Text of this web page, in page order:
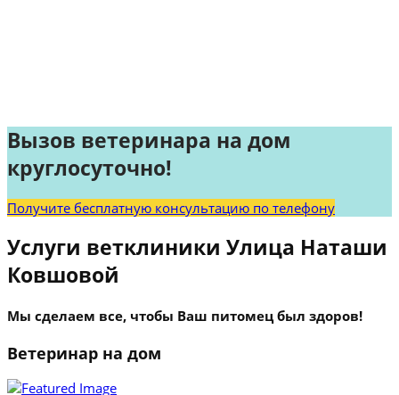
Вызов ветеринара на дом
круглосуточно!
Получите бесплатную консультацию по телефону
Услуги ветклиники Улица Наташи
Ковшовой
Мы сделаем все, чтобы Ваш питомец был здоров!
Ветеринар на дом